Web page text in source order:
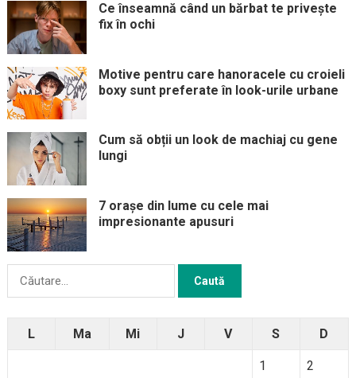
Ce înseamnă când un bărbat te privește
fix în ochi
Motive pentru care hanoracele cu croieli
boxy sunt preferate în look-urile urbane
Cum să obții un look de machiaj cu gene
lungi
7 orașe din lume cu cele mai
impresionante apusuri
L Ma Mi J V S D
1 2